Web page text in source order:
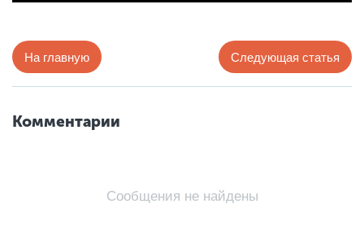
На главную Следующая статья
Комментарии
Сообщения не найдены